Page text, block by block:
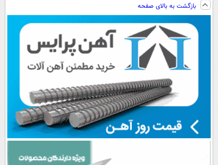
رایگان+پرداخت
اقساطی😍
پرداخت قسطی
بازگشت به بالای صفحه